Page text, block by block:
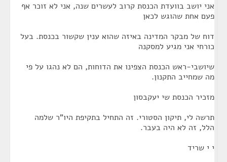
אני יושב בוועדת הכנסת קרוב לעשרים שנה, אני לא זוכר אף
פעם אחת שהוגש לכאן
דוח של מבקר המדינה באיזה שהוא ענין שקשור בכנסת. בעל
כורחי אני מגיע למסקנה
שיושבי-ראש הכנסת הצפינו את הדוחות, הם לא נהגו על פי
מה שמחייב התקנון.
מזכיר הכנסת שי יעקבסון
תרשה לי, תיקון הסטורי. זה התחיל בתקיפת היו"ר שלמה
הלל, זה לא היה בעבר.
י י שריד